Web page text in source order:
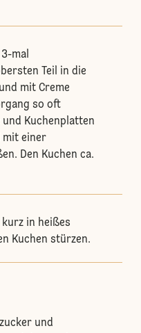
mal
Teil in die
mit Creme
so oft
Kuchenplatten
mit einer
Den Kuchen ca.
kurz in heißes
Kuchen stürzen.
und